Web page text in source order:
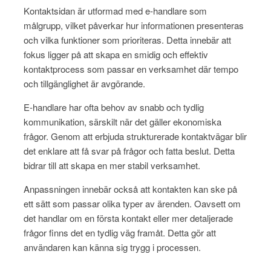
Kontaktsidan är utformad med e-handlare som
målgrupp, vilket påverkar hur informationen presenteras
och vilka funktioner som prioriteras. Detta innebär att
fokus ligger på att skapa en smidig och effektiv
kontaktprocess som passar en verksamhet där tempo
och tillgänglighet är avgörande.
E-handlare har ofta behov av snabb och tydlig
kommunikation, särskilt när det gäller ekonomiska
frågor. Genom att erbjuda strukturerade kontaktvägar blir
det enklare att få svar på frågor och fatta beslut. Detta
bidrar till att skapa en mer stabil verksamhet.
Anpassningen innebär också att kontakten kan ske på
ett sätt som passar olika typer av ärenden. Oavsett om
det handlar om en första kontakt eller mer detaljerade
frågor finns det en tydlig väg framåt. Detta gör att
användaren kan känna sig trygg i processen.